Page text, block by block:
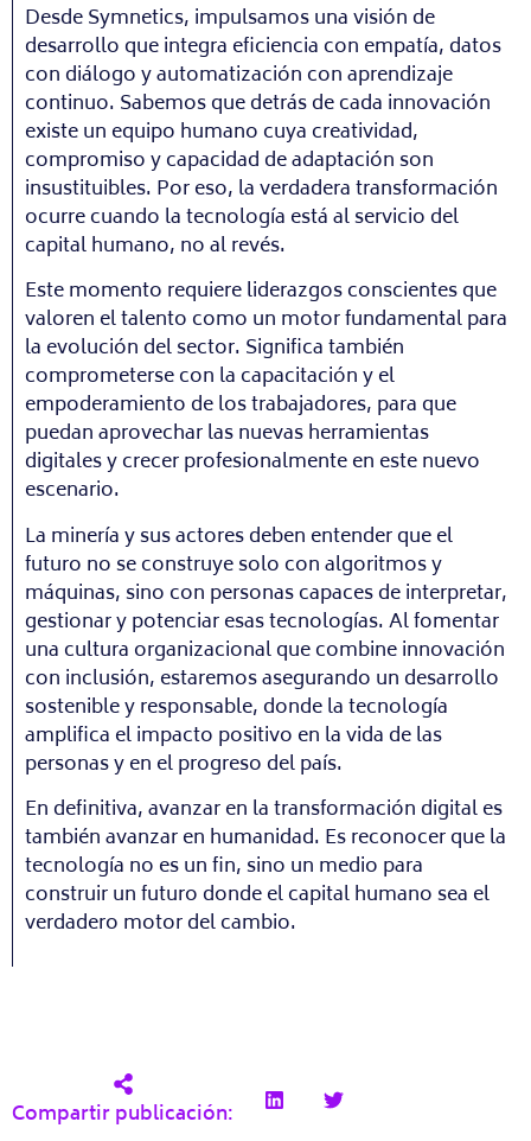
Desde Symnetics, impulsamos una visión de
desarrollo que integra eficiencia con empatía, datos
con diálogo y automatización con aprendizaje
continuo. Sabemos que detrás de cada innovación
existe un equipo humano cuya creatividad,
compromiso y capacidad de adaptación son
insustituibles. Por eso, la verdadera transformación
ocurre cuando la tecnología está al servicio del
capital humano, no al revés.
Este momento requiere liderazgos conscientes que
valoren el talento como un motor fundamental para
la evolución del sector. Significa también
comprometerse con la capacitación y el
empoderamiento de los trabajadores, para que
puedan aprovechar las nuevas herramientas
digitales y crecer profesionalmente en este nuevo
escenario.
La minería y sus actores deben entender que el
futuro no se construye solo con algoritmos y
máquinas, sino con personas capaces de interpretar,
gestionar y potenciar esas tecnologías. Al fomentar
una cultura organizacional que combine innovación
con inclusión, estaremos asegurando un desarrollo
sostenible y responsable, donde la tecnología
amplifica el impacto positivo en la vida de las
personas y en el progreso del país.
En definitiva, avanzar en la transformación digital es
también avanzar en humanidad. Es reconocer que la
tecnología no es un fin, sino un medio para
construir un futuro donde el capital humano sea el
verdadero motor del cambio.
Compartir publicación: